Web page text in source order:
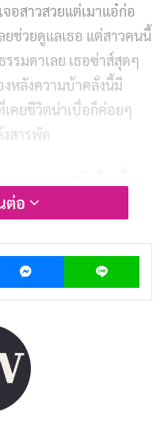
อสาวสวยแต่เมาแอ๋ก่อ
ยช่วยดูแลเธอ แต่สาวคนนี้
รมดาเลย เธอซ่าส์สุดๆ
หลังความบ้าคลั่งนี้มี
คยชีวิตน่าเบื่อก็ค่อยๆ
สารพัด
ปจนถึงข้อความซ่อนเร้น
ความรักในแบบใหม่ได้ยัง
Girl (ยัยตัว
นอู หนุ่มมหา’ลัยที่ชีวิต
ต่อ
Messenger Line